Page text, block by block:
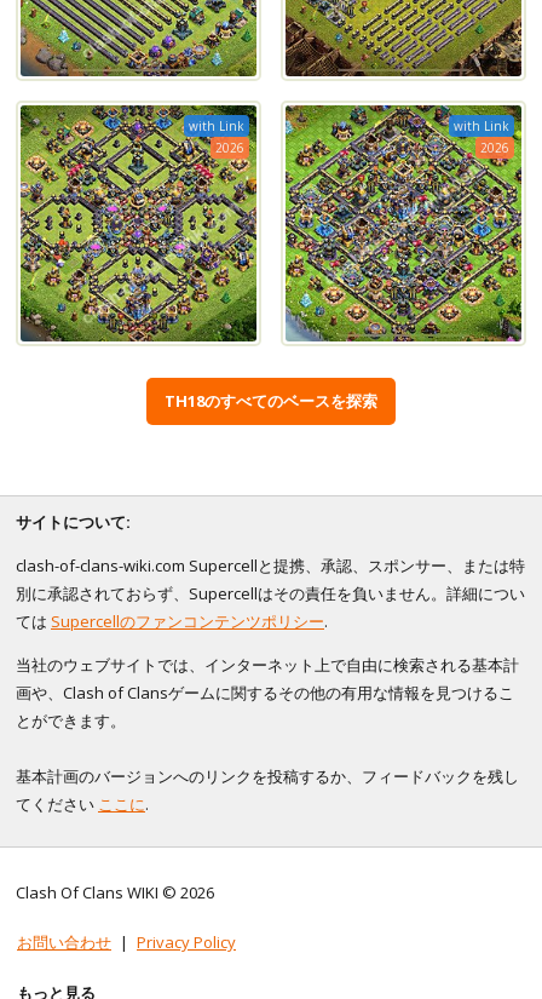
with Link
2026
with Link
2026
TH18のすべてのベースを探索
サイトについて:
clash-of-clans-wiki.com Supercellと提携、承認、スポンサー、または特
別に承認されておらず、Supercellはその責任を負いません。詳細につい
ては Supercellのファンコンテンツポリシー.
当社のウェブサイトでは、インターネット上で自由に検索される基本計
画や、Clash of Clansゲームに関するその他の有用な情報を見つけるこ
とができます。
基本計画のバージョンへのリンクを投稿するか、フィードバックを残し
てください ここに.
Clash Of Clans WIKI © 2026
お問い合わせ | Privacy Policy
もっと見る